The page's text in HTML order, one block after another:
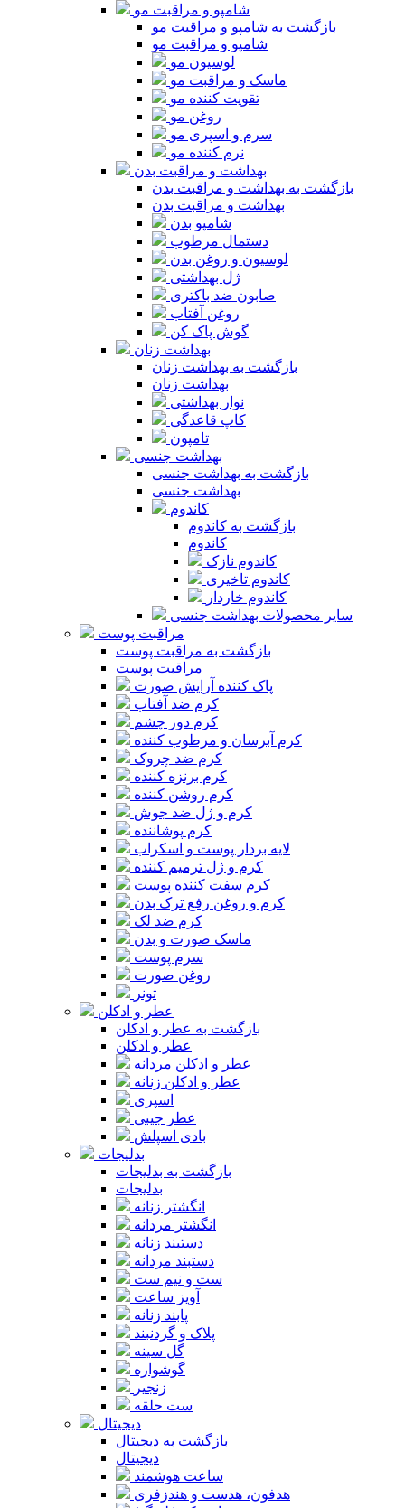
شامپو و مراقبت مو
بازگشت به شامپو و مراقبت مو
شامپو و مراقبت مو
لوسیون مو
ماسک و مراقبت مو
تقویت کننده مو
روغن مو
سرم و اسپری مو
نرم کننده مو
بهداشت و مراقبت بدن
بازگشت به بهداشت و مراقبت بدن
بهداشت و مراقبت بدن
شامپو بدن
دستمال مرطوب
لوسیون و روغن بدن
ژل بهداشتی
صابون ضد باکتری
روغن آفتاب
گوش پاک کن
بهداشت زنان
بازگشت به بهداشت زنان
بهداشت زنان
نوار بهداشتی
کاپ قاعدگی
تامپون
بهداشت جنسی
بازگشت به بهداشت جنسی
بهداشت جنسی
کاندوم
بازگشت به کاندوم
کاندوم
کاندوم نازک
کاندوم تاخیری
کاندوم خاردار
سایر محصولات بهداشت جنسی
مراقبت پوست
بازگشت به مراقبت پوست
مراقبت پوست
پاک کننده آرایش صورت
کرم ضد آفتاب
کرم دور چشم
کرم آبرسان و مرطوب کننده
کرم ضد چروک
کرم برنزه کننده
کرم روشن کننده
کرم و ژل ضد جوش
کرم پوشاننده
لایه بردار پوست و اسکراب
کرم و ژل ترمیم کننده
کرم سفت کننده پوست
کرم و روغن رفع ترک بدن
کرم ضد لک
ماسک صورت و بدن
سرم پوست
روغن صورت
تونر
عطر و ادکلن
بازگشت به عطر و ادکلن
عطر و ادکلن
عطر و ادکلن مردانه
عطر و ادکلن زنانه
اسپری
عطر جیبی
بادی اسپلش
بدلیجات
بازگشت به بدلیجات
بدلیجات
انگشتر زنانه
انگشتر مردانه
دستبند زنانه
دستبند مردانه
ست و نیم ست
آویز ساعت
پابند زنانه
پلاک و گردنبند
گل سینه
گوشواره
زنجیر
ست حلقه
دیجیتال
بازگشت به دیجیتال
دیجیتال
ساعت هوشمند
هدفون، هدست و هندزفری